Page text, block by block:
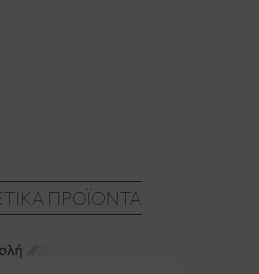
ΠΡΟΪΌΝΤΑ